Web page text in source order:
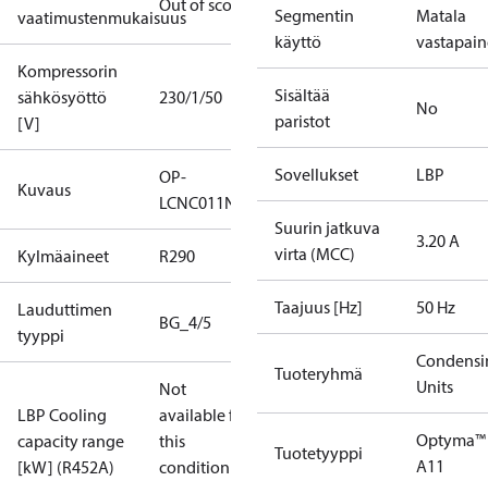
vaatimustenmukaisuus
Out of scope
Kompressorin
sähkösyöttö
[V]
230/1/50
Kuvaus
OP-
LCNC011NYA11G
Kylmäaineet R290
Lauduttimen
tyyppi
BG_4/5
LBP Cooling
capacity range
[kW] (R452A)
Not
available for
this
condition /
Segmentin
käyttö
Matala
Sisältää
paristot
No
Sovellukset LBP
Suurin jatkuva
virta (MCC)
3.20 A
Taajuus [Hz] 50 Hz
Tuoteryhmä
Units
Tuotetyyppi
Optyma™
A11